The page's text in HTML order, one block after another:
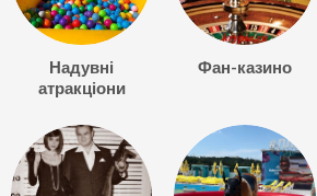
Надувні
атракціони
Фан-казино